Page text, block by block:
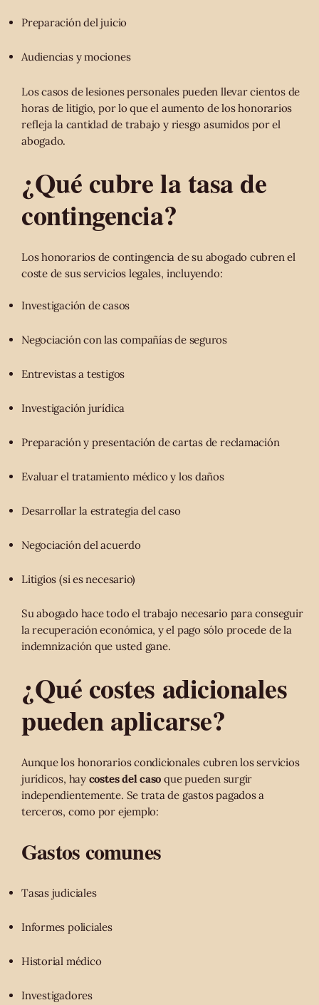
Preparación del juicio
Audiencias y mociones
Los casos de lesiones personales pueden llevar cientos de
horas de litigio, por lo que el aumento de los honorarios
refleja la cantidad de trabajo y riesgo asumidos por el
abogado.
¿Qué cubre la tasa de
contingencia?
Los honorarios de contingencia de su abogado cubren el
coste de sus servicios legales, incluyendo:
Investigación de casos
Negociación con las compañías de seguros
Entrevistas a testigos
Investigación jurídica
Preparación y presentación de cartas de reclamación
Evaluar el tratamiento médico y los daños
Desarrollar la estrategia del caso
Negociación del acuerdo
Litigios (si es necesario)
Su abogado hace todo el trabajo necesario para conseguir
la recuperación económica, y el pago sólo procede de la
indemnización que usted gane.
¿Qué costes adicionales
pueden aplicarse?
Aunque los honorarios condicionales cubren los servicios
jurídicos, hay costes del caso que pueden surgir
independientemente. Se trata de gastos pagados a
terceros, como por ejemplo:
Gastos comunes
Tasas judiciales
Informes policiales
Historial médico
Investigadores